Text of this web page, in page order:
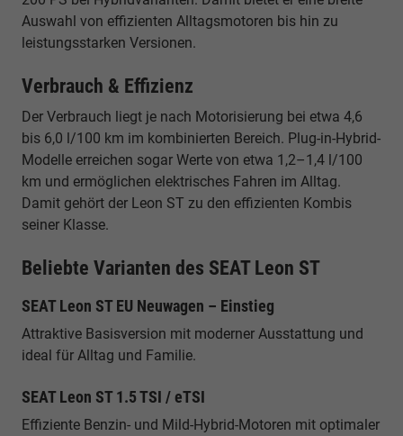
Auswahl von effizienten Alltagsmotoren bis hin zu
leistungsstarken Versionen.
Verbrauch & Effizienz
Der Verbrauch liegt je nach Motorisierung bei etwa 4,6
bis 6,0 l/100 km im kombinierten Bereich. Plug-in-Hybrid-
Modelle erreichen sogar Werte von etwa 1,2–1,4 l/100
km und ermöglichen elektrisches Fahren im Alltag.
Damit gehört der Leon ST zu den effizienten Kombis
seiner Klasse.
Beliebte Varianten des SEAT Leon ST
SEAT Leon ST EU Neuwagen – Einstieg
Attraktive Basisversion mit moderner Ausstattung und
ideal für Alltag und Familie.
SEAT Leon ST 1.5 TSI / eTSI
Effiziente Benzin- und Mild-Hybrid-Motoren mit optimaler